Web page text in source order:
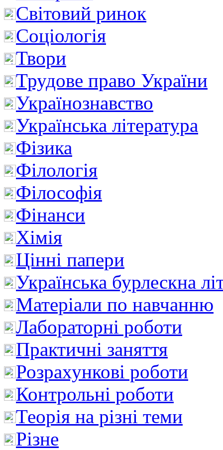
Світовий ринок
Соціологія
Твори
Трудове право України
Українознавство
Українська література
Фізика
Філологія
Філософія
Фінанси
Хімія
Цінні папери
Українська бурлескна
Матеріали по навчанню
Лабораторні роботи
Практичні заняття
Розрахункові роботи
Контрольні роботи
Теорія на різні теми
Різне